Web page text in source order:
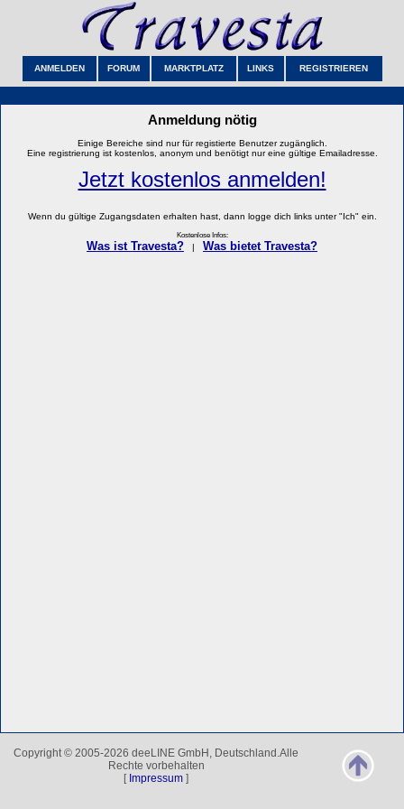
ANMELDEN FORUM MARKTPLATZ LINKS REGISTRIEREN
Anmeldung nötig
Einige Bereiche sind nur für registierte Benutzer zugänglich.
Eine registrierung ist kostenlos, anonym und benötigt nur eine gültige Emailadresse.
Jetzt kostenlos anmelden!
Wenn du gültige Zugangsdaten erhalten hast, dann logge dich links unter "Ich" ein.
Kostenlose Infos:
Was ist Travesta? Was bietet Travesta?
Copyright © 2005-2026 deeLINE GmbH, Deutschland.Alle
Rechte vorbehalten
[ Impressum ]